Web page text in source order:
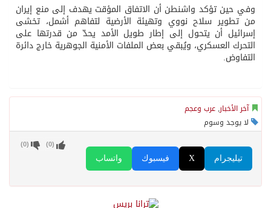
وفي حين تؤكد واشنطن أن الاتفاق المؤقت يهدف إلى منع إيران
من تطوير سلاح نووي وتهيئة الأرضية لتفاهم أشمل، تخشى
إسرائيل أن يتحول إلى إطار طويل الأمد يحدّ من قدرتها على
التحرك العسكري، ويُبقي بعض الملفات الأمنية الجوهرية خارج دائرة
التفاوض.
آخر الأخبار, عرب وعجم
لا يوجد وسوم
واتساب فيسبوك X تيليجرام
(
0
) (
0
)